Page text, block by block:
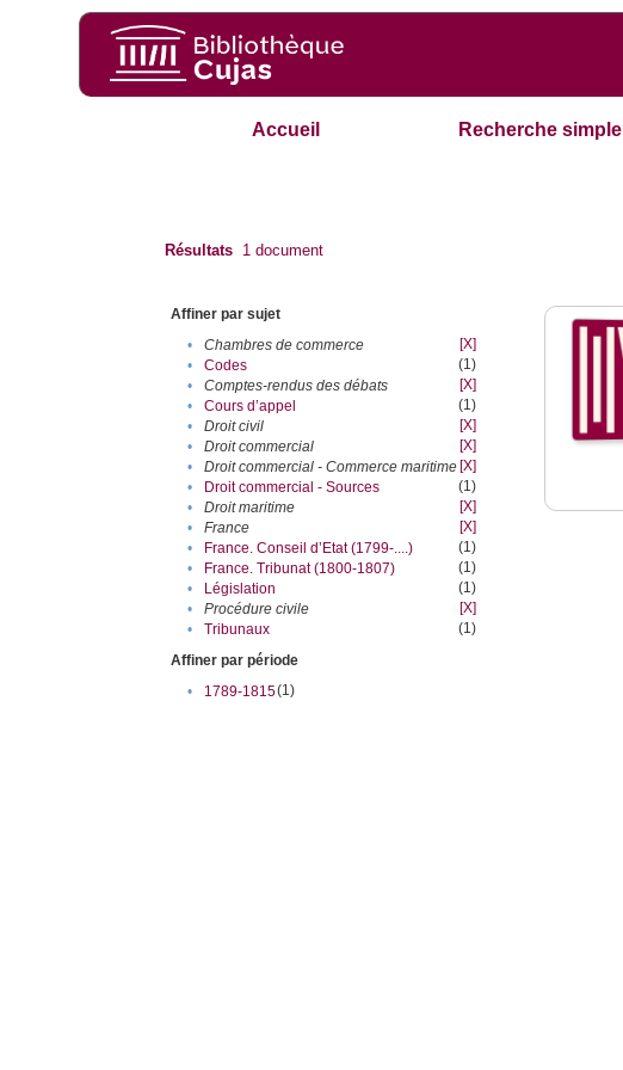
Accueil Recherche simple
Résultats 1 document
Affiner par sujet
•
Chambres de commerce
[X]
•
Codes
(1)
•
Comptes-rendus des débats
[X]
•
Cours d’appel
(1)
•
Droit civil
[X]
•
Droit commercial
[X]
•
Droit commercial - Commerce maritime [X]
•
Droit commercial - Sources
(1)
•
Droit maritime
[X]
•
France
[X]
•
France. Conseil d’Etat (1799-....)
(1)
•
France. Tribunat (1800-1807)
(1)
•
Législation
(1)
•
Procédure civile
[X]
•
Tribunaux
(1)
Affiner par période
•
1789-1815(1)